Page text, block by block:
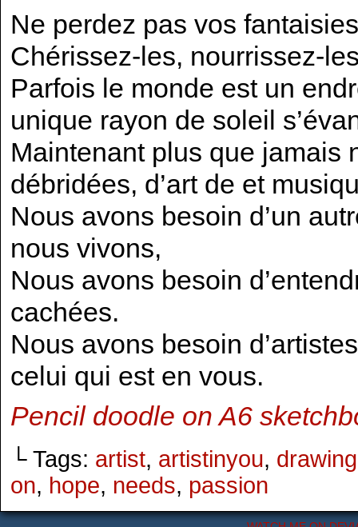
Ne perdez pas vos
Chérissez-les, nourrissez-
Parfois le monde est un
unique rayon de soleil
Maintenant plus que jamais
débridées, d’art de et
Nous avons besoin d’un
nous vivons,
Nous avons besoin
cachées.
Nous avons besoin
celui qui est en vous.
Pencil doodle on A6
└ Tags: artist, artistinyou, drawing
on, hope, needs, passion